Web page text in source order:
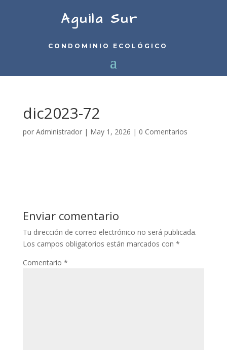
Aguila Sur
CONDOMINIO ECOLÓGICO
dic2023-72
por Administrador| May 1, 2026 | 0 Comentarios
Enviar comentario
Tu dirección de correo electrónico no será publicada.
Los campos obligatorios están marcados con *
Comentario *